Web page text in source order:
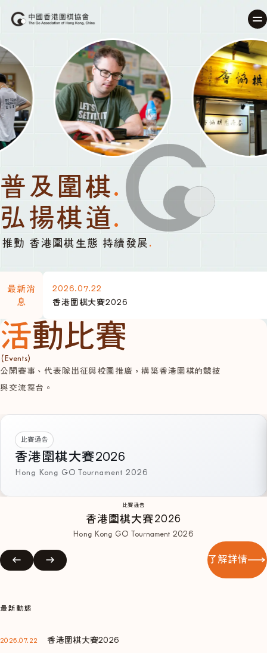
普及圍棋.
弘揚棋道.
推動 香港圍棋生態 持續發展 .
最新消
息
2026.07.22
香港圍棋大賽2026
活動比賽
(Events)
公開賽事、代表隊出征與校園推廣，構築香港圍棋的競技
與交流舞台。
比賽通告
香港圍棋大賽2026
Hong Kong GO Tournament 2026
比賽通告
香港圍棋大賽2026
Hong Kong GO Tournament 2026
了解詳情
最新動態
2026.07.22 香港圍棋大賽2026